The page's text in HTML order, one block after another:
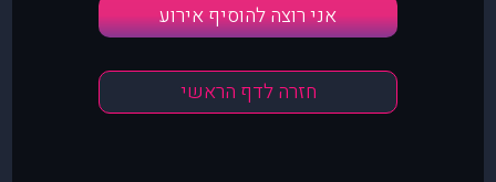
אני רוצה להוסיף אירוע
חזרה לדף הראשי